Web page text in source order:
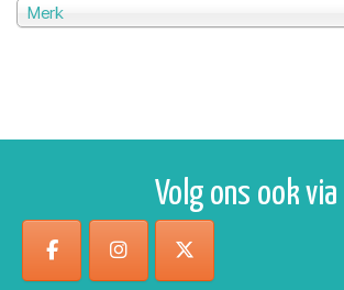
Merk
Volg ons ook via